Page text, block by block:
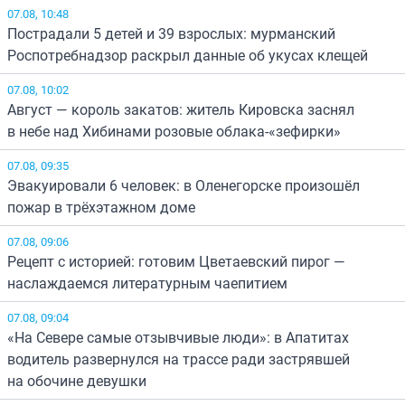
07.08, 10:48
Пострадали 5 детей и 39 взрослых: мурманский
Роспотребнадзор раскрыл данные об укусах клещей
07.08, 10:02
Август — король закатов: житель Кировска заснял
в небе над Хибинами розовые облака-«зефирки»
07.08, 09:35
Эвакуировали 6 человек: в Оленегорске произошёл
пожар в трёхэтажном доме
07.08, 09:06
Рецепт с историей: готовим Цветаевский пирог —
наслаждаемся литературным чаепитием
07.08, 09:04
«На Севере самые отзывчивые люди»: в Апатитах
водитель развернулся на трассе ради застрявшей
на обочине девушки